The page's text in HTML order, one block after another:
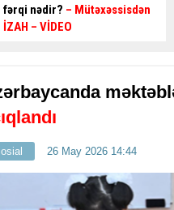
26 May 2026 14:44